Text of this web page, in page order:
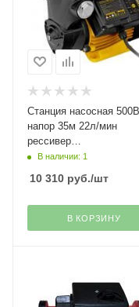
Станция насосная
напор 35м 22л/мин
рессивер
В наличии: 1
10 310 руб./шт
В КОРЗИНУ